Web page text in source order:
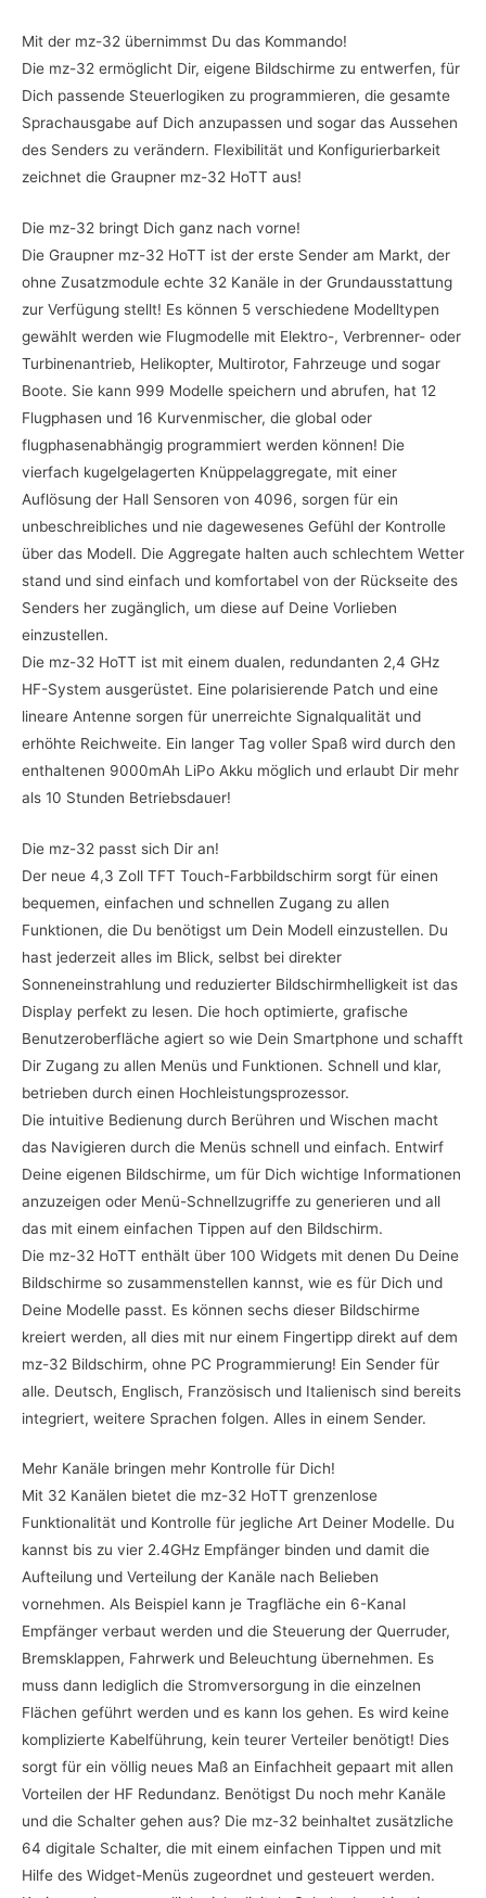
Mit der mz-32 übernimmst Du das Kommando!
Die mz-32 ermöglicht Dir, eigene Bildschirme zu entwerfen, für
Dich passende Steuerlogiken zu programmieren, die gesamte
Sprachausgabe auf Dich anzupassen und sogar das Aussehen
des Senders zu verändern. Flexibilität und Konfigurierbarkeit
zeichnet die Graupner mz-32 HoTT aus!
Die mz-32 bringt Dich ganz nach vorne!
Die Graupner mz-32 HoTT ist der erste Sender am Markt, der
ohne Zusatzmodule echte 32 Kanäle in der Grundausstattung
zur Verfügung stellt! Es können 5 verschiedene Modelltypen
gewählt werden wie Flugmodelle mit Elektro-, Verbrenner- oder
Turbinenantrieb, Helikopter, Multirotor, Fahrzeuge und sogar
Boote. Sie kann 999 Modelle speichern und abrufen, hat 12
Flugphasen und 16 Kurvenmischer, die global oder
flugphasenabhängig programmiert werden können! Die
vierfach kugelgelagerten Knüppelaggregate, mit einer
Auflösung der Hall Sensoren von 4096, sorgen für ein
unbeschreibliches und nie dagewesenes Gefühl der Kontrolle
über das Modell. Die Aggregate halten auch schlechtem Wetter
stand und sind einfach und komfortabel von der Rückseite des
Senders her zugänglich, um diese auf Deine Vorlieben
einzustellen.
Die mz-32 HoTT ist mit einem dualen, redundanten 2,4 GHz
HF-System ausgerüstet. Eine polarisierende Patch und eine
lineare Antenne sorgen für unerreichte Signalqualität und
erhöhte Reichweite. Ein langer Tag voller Spaß wird durch den
enthaltenen 9000mAh LiPo Akku möglich und erlaubt Dir mehr
als 10 Stunden Betriebsdauer!
Die mz-32 passt sich Dir an!
Der neue 4,3 Zoll TFT Touch-Farbbildschirm sorgt für einen
bequemen, einfachen und schnellen Zugang zu allen
Funktionen, die Du benötigst um Dein Modell einzustellen. Du
hast jederzeit alles im Blick, selbst bei direkter
Sonneneinstrahlung und reduzierter Bildschirmhelligkeit ist das
Display perfekt zu lesen. Die hoch optimierte, grafische
Benutzeroberfläche agiert so wie Dein Smartphone und schafft
Dir Zugang zu allen Menüs und Funktionen. Schnell und klar,
betrieben durch einen Hochleistungsprozessor.
Die intuitive Bedienung durch Berühren und Wischen macht
das Navigieren durch die Menüs schnell und einfach. Entwirf
Deine eigenen Bildschirme, um für Dich wichtige Informationen
anzuzeigen oder Menü-Schnellzugriffe zu generieren und all
das mit einem einfachen Tippen auf den Bildschirm.
Die mz-32 HoTT enthält über 100 Widgets mit denen Du Deine
Bildschirme so zusammenstellen kannst, wie es für Dich und
Deine Modelle passt. Es können sechs dieser Bildschirme
kreiert werden, all dies mit nur einem Fingertipp direkt auf dem
mz-32 Bildschirm, ohne PC Programmierung! Ein Sender für
alle. Deutsch, Englisch, Französisch und Italienisch sind bereits
integriert, weitere Sprachen folgen. Alles in einem Sender.
Mehr Kanäle bringen mehr Kontrolle für Dich!
Mit 32 Kanälen bietet die mz-32 HoTT grenzenlose
Funktionalität und Kontrolle für jegliche Art Deiner Modelle. Du
kannst bis zu vier 2.4GHz Empfänger binden und damit die
Aufteilung und Verteilung der Kanäle nach Belieben
vornehmen. Als Beispiel kann je Tragfläche ein 6-Kanal
Empfänger verbaut werden und die Steuerung der Querruder,
Bremsklappen, Fahrwerk und Beleuchtung übernehmen. Es
muss dann lediglich die Stromversorgung in die einzelnen
Flächen geführt werden und es kann los gehen. Es wird keine
komplizierte Kabelführung, kein teurer Verteiler benötigt! Dies
sorgt für ein völlig neues Maß an Einfachheit gepaart mit allen
Vorteilen der HF Redundanz. Benötigst Du noch mehr Kanäle
und die Schalter gehen aus? Die mz-32 beinhaltet zusätzliche
64 digitale Schalter, die mit einem einfachen Tippen und mit
Hilfe des Widget-Menüs zugeordnet und gesteuert werden.